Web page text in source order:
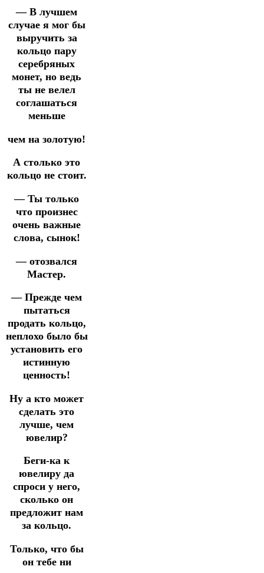
— В лучшем
случае я мог бы
выручить за
кольцо пару
серебряных
монет, но ведь
ты не велел
соглашаться
меньше
чем на золотую!
А столько это
кольцо не стоит.
— Ты только
что произнес
очень важные
слова, сынок!
— отозвался
Мастер.
— Прежде чем
пытаться
продать кольцо,
неплохо было бы
установить его
истинную
ценность!
Ну а кто может
сделать это
лучше, чем
ювелир?
Беги-ка к
ювелиру да
спроси у него,
сколько он
предложит нам
за кольцо.
Только, что бы
он тебе ни